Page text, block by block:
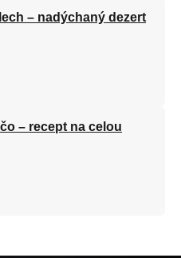
– nadýchaný dezert
– recept na celou